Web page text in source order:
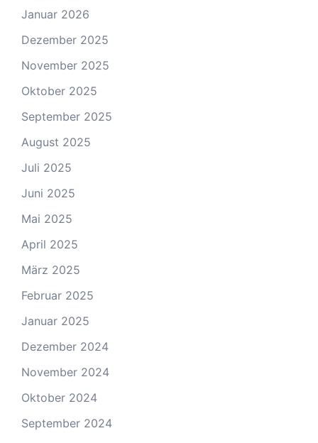
Januar 2026
Dezember 2025
November 2025
Oktober 2025
September 2025
August 2025
Juli 2025
Juni 2025
Mai 2025
April 2025
März 2025
Februar 2025
Januar 2025
Dezember 2024
November 2024
Oktober 2024
September 2024